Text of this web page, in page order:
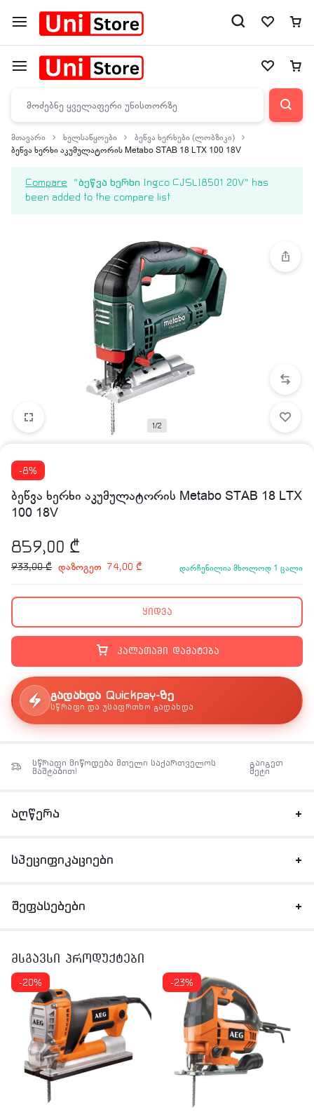
მთავარი ხელსაწყოები
ბეწვა ხერხები (ლობზიკი)
ბეწვა ხერხი აკუმულატორის Metabo STAB 18 LTX 100 18V
Compare
“ბეწვა ხერხი Ingco CJSLI8501 20V” has
been added to the compare list
1/2
-8%
ბეწვა ხერხი აკუმულატორის Metabo STAB 18 LTX
100 18V
859,00 ₾
933,00₾ დაზოგეთ 74,00 ₾ დარჩენილია მხოლოდ 1 ცალი
კალათაში დამატება
ყიდვა
გადახდა Quickpay-ზე
სწრაფი და უსაფრთხო გადახდა
სწრაფი მიწოდება მთელი საქართველოს
მაშტაბით!
გაიგეთ
მეტი
აღწერა
სპეციფიკაციები
შეფასებები
მსგავსი პროდუქტები
-20% -23%